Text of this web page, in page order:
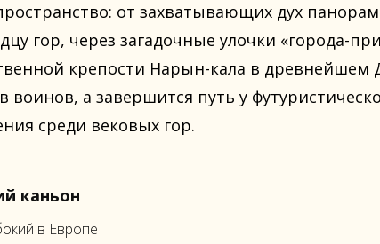
от захватывающих дух
гор, через загадочные улочки «города-
крепости Нарын-кала в
воинов, а завершится путь у
среди вековых гор.
каньон
в Европе